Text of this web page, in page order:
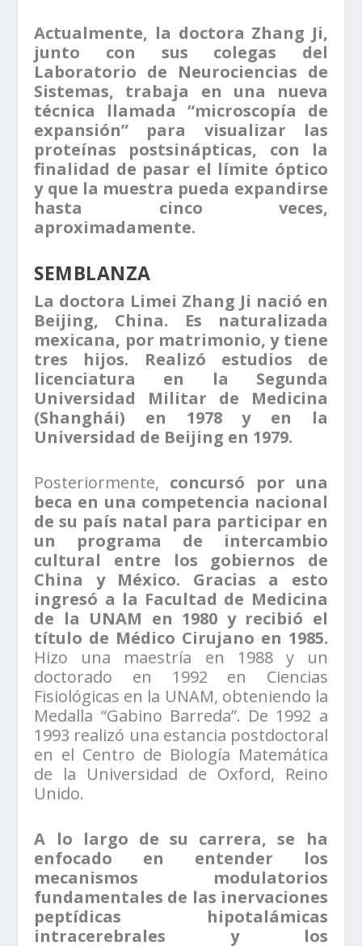
Actualmente, la doctora Zhang Ji,
junto con sus colegas del
Laboratorio de Neurociencias de
Sistemas, trabaja en una nueva
técnica llamada “microscopía de
expansión” para visualizar las
proteínas postsinápticas, con la
finalidad de pasar el límite óptico
y que la muestra pueda expandirse
hasta cinco veces,
aproximadamente.
SEMBLANZA
La doctora Limei Zhang Ji nació en
Beijing, China. Es naturalizada
mexicana, por matrimonio, y tiene
tres hijos. Realizó estudios de
licenciatura en la Segunda
Universidad Militar de Medicina
(Shanghái) en 1978 y en la
Universidad de Beijing en 1979.
Posteriormente, concursó por una
beca en una competencia nacional
de su país natal para participar en
un programa de intercambio
cultural entre los gobiernos de
China y México. Gracias a esto
ingresó a la Facultad de Medicina
de la UNAM en 1980 y recibió el
título de Médico Cirujano en 1985.
Hizo una maestría en 1988 y un
doctorado en 1992 en Ciencias
Fisiológicas en la UNAM, obteniendo la
Medalla “Gabino Barreda”. De 1992 a
1993 realizó una estancia postdoctoral
en el Centro de Biología Matemática
de la Universidad de Oxford, Reino
Unido.
A lo largo de su carrera, se ha
enfocado en entender los
mecanismos modulatorios
fundamentales de las inervaciones
peptídicas hipotalámicas
intracerebrales y los